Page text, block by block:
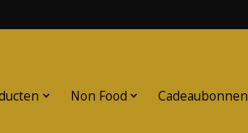
Non Food Cadeaubonnen